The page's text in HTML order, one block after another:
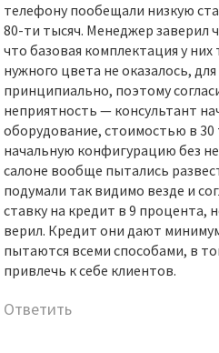
телефону пообещали низкую
80-ти тысяч. Менеджер заверил
что базовая комплектация у
нужного цвета не оказалось,
принципиально, поэтому
неприятность — консультант
оборудование, стоимостью в 30
начальную конфигурацию без
салоне вообще пытались
подумали так видимо везде и
ставку на кредит в 9 процента,
верил. Кредит они дают
пытаются всеми способами, в
привлечь к себе клиентов.
Ответить